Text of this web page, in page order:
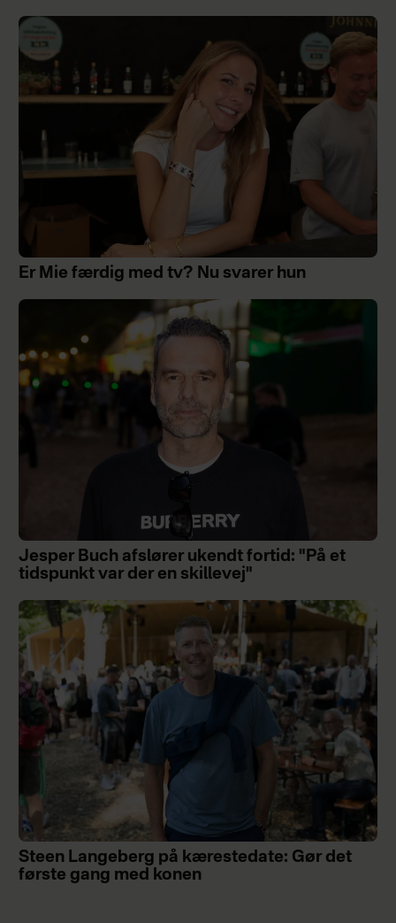
Er Mie færdig med tv? Nu svarer hun
Jesper Buch afslører ukendt fortid: "På et
tidspunkt var der en skillevej"
Steen Langeberg på kærestedate: Gør det
første gang med konen